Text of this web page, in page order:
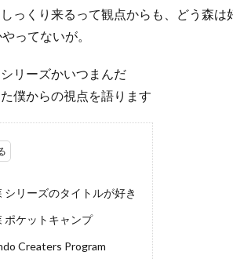
っくり来るって観点からも、どう森は
ってないが。
リーズかいつまんだ
僕からの視点を語ります
シリーズのタイトルが好き
ポケットキャンプ
Creaters Program